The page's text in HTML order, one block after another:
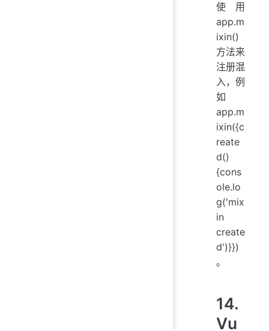
使用
app.m
ixin()
方法来
注册混
入，例
如
app.m
ixin({c
reate
d()
{cons
ole.lo
g('mix
in
create
d')}})
。
14.
Vu